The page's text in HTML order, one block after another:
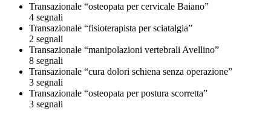
Transazionale “osteopata per cervicale Baiano”
4 segnali
Transazionale “fisioterapista per sciatalgia”
2 segnali
Transazionale “manipolazioni vertebrali Avellino”
8 segnali
Transazionale “cura dolori schiena senza operazione”
3 segnali
Transazionale “osteopata per postura scorretta”
3 segnali